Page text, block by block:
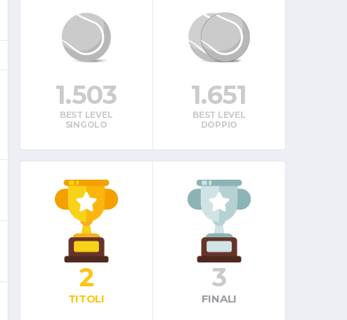
1.503
BEST LEVEL
SINGOLO
1.651
BEST LEVEL
DOPPIO
2
TITOLI
3
FINALI